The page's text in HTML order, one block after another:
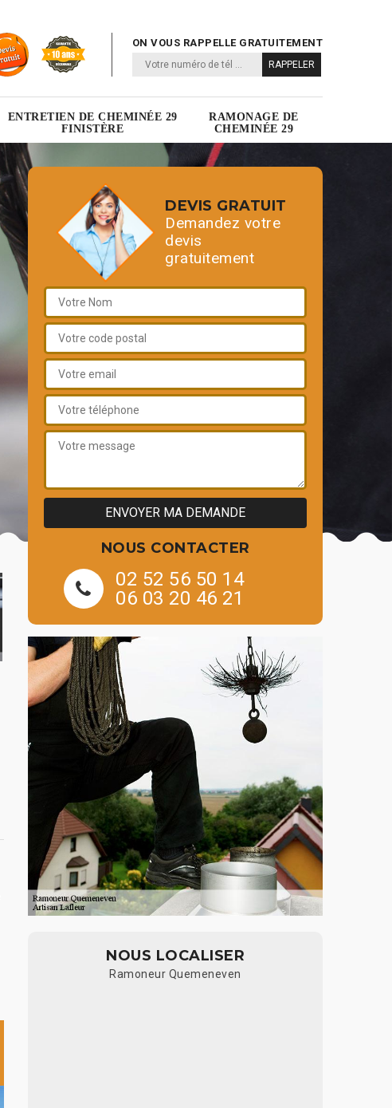
ON VOUS RAPPELLE GRATUITEMENT
ENTRETIEN DE CHEMINÉE 29
FINISTÈRE
RAMONAGE DE
CHEMINÉE 29
DEVIS GRATUIT
Demandez votre
devis
gratuitement
NOUS CONTACTER
02 52 56 50 14
06 03 20 46 21
NOUS LOCALISER
Ramoneur Quemeneven